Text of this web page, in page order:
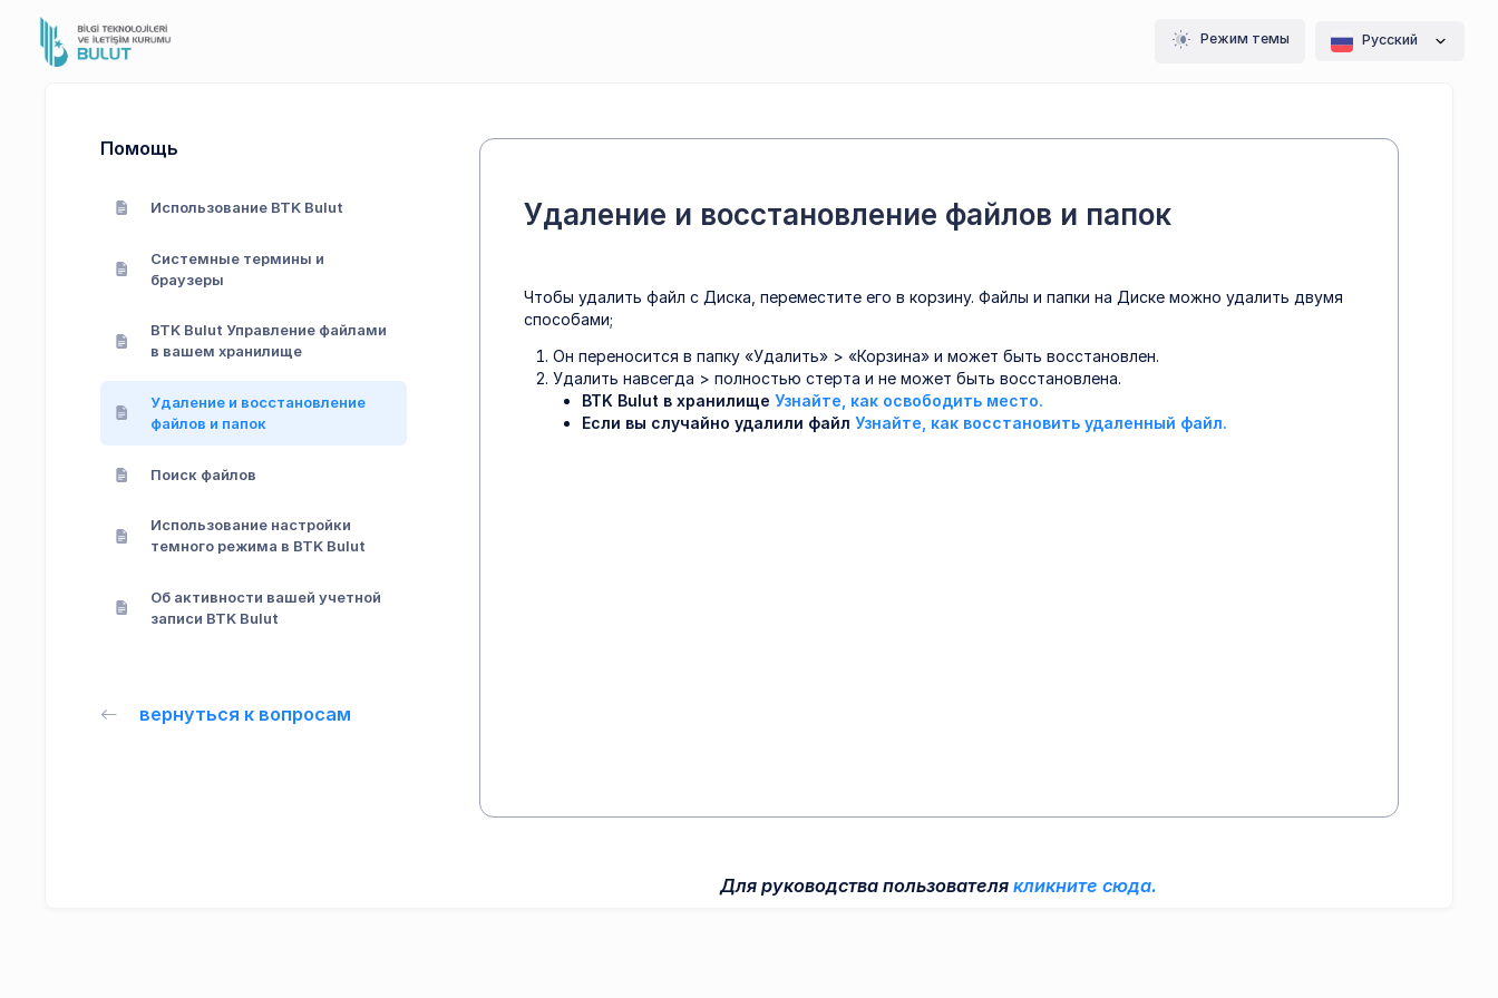
Режим темы Pусский
Помощь
Использование BTK Bulut
Системные термины и
браузеры
BTK Bulut Управление файлами
в вашем хранилище
Удаление и восстановление
файлов и папок
Поиск файлов
Использование настройки
темного режима в BTK Bulut
Об активности вашей учетной
записи BTK Bulut
вернуться к вопросам
Удаление и восстановление файлов и папок
Чтобы удалить файл с Диска, переместите его в корзину. Файлы и папки на Диске можно удалить двумя
способами;
Он переносится в папку «Удалить» > «Корзина» и может быть восстановлен.
Удалить навсегда > полностью стерта и не может быть восстановлена.
BTK Bulut в хранилище Узнайте, как освободить место.
Если вы случайно удалили файл Узнайте, как восстановить удаленный файл.
Для руководства пользователя кликните сюда.